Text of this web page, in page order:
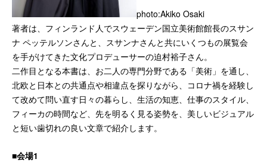
photo:Akiko Osaki
著者は、フィンランド人でスウェーデン国立美術館館長のスサン
ナ ペッテルソンさんと、スサンナさんと共にいくつもの展覧会
を手がけてきた文化プロデューサーの迫村裕子さん。
二作目となる本書は、お二人の専門分野である「美術」を通し、
北欧と日本との共通点や相違点を探りながら、コロナ禍を経験し
て改めて問い直す日々の暮らし、生活の知恵、仕事のスタイル、
フィーカの時間など、先を明るく見る姿勢を、美しいビジュアル
と短い歯切れの良い文章で紹介します。
■会場1